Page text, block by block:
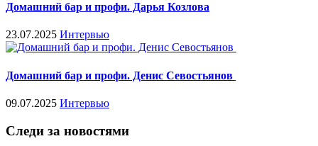
Домашний бар и профи. Дарья Козлова
23.07.2025 Интервью
Домашний бар и профи. Денис Севостьянов
09.07.2025 Интервью
Следи за новостями